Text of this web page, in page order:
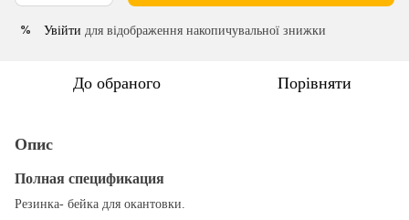
% Увійти для відображення накопичувальної знижки
До обраного Порівняти
Опис
Полная спецификация
Резинка- бейка для окантовки.